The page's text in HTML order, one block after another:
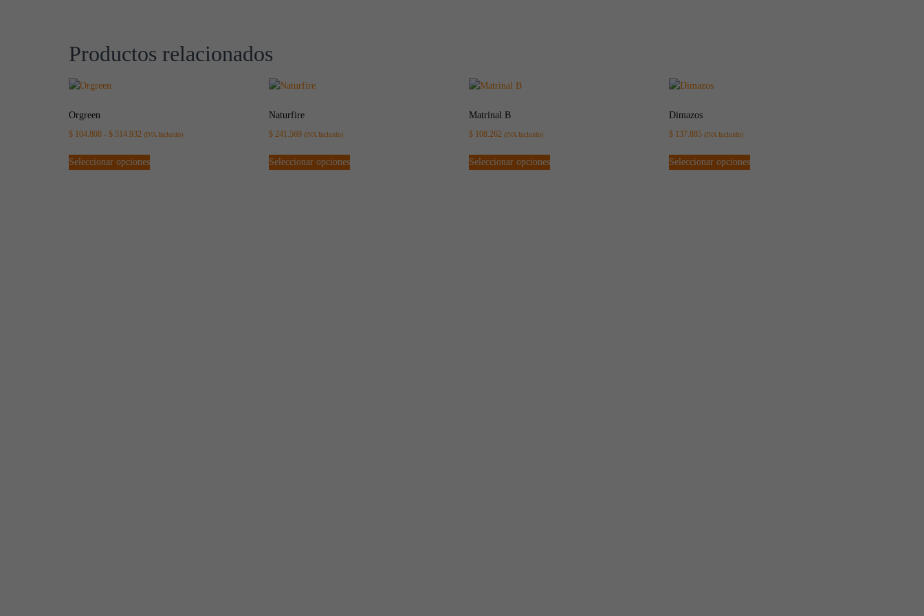
Productos relacionados
Orgreen
$ 104.808 - $ 514.932 (IVA Incluido)
Seleccionar opciones
Naturfire
$ 241.569 (IVA Incluido)
Seleccionar opciones
Matrinal B
$ 108.262 (IVA Incluido)
Seleccionar opciones
Dimazos
$ 137.885 (IVA Incluido)
Seleccionar opciones